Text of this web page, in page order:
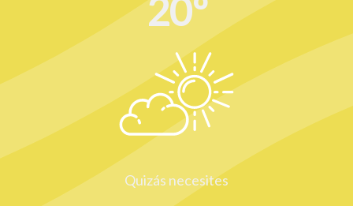
20º
Quizás necesites